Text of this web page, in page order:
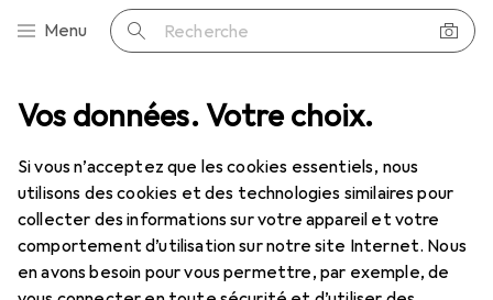
Vos données. Votre choix.
Si vous n’acceptez que les cookies essentiels, nous
utilisons des cookies et des technologies similaires pour
collecter des informations sur votre appareil et votre
comportement d’utilisation sur notre site Internet. Nous
en avons besoin pour vous permettre, par exemple, de
Navigation par catégorie
Menu Recherche
Imprimantes + scanners Imprimer Imprimante : accessoires
Imprimante : accessoires
ProduitsForum